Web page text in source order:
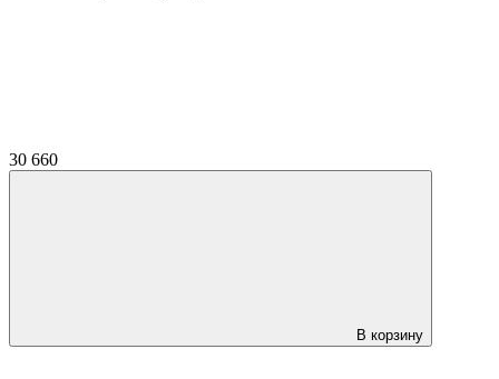
30 660
В корзину